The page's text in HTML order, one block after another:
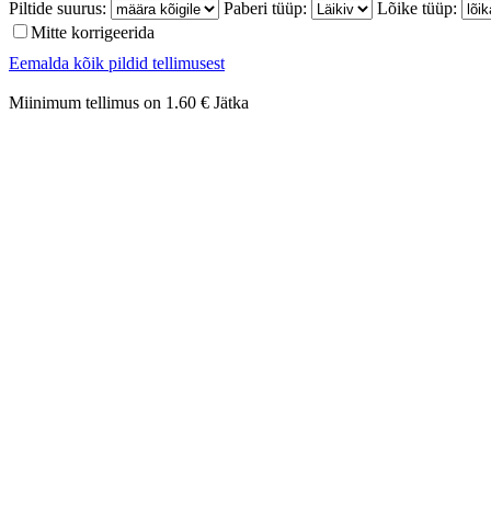
Piltide suurus:
Paberi tüüp:
Lõike tüüp:
Mitte korrigeerida
Eemalda kõik pildid tellimusest
Miinimum tellimus on 1.60 € Jätka